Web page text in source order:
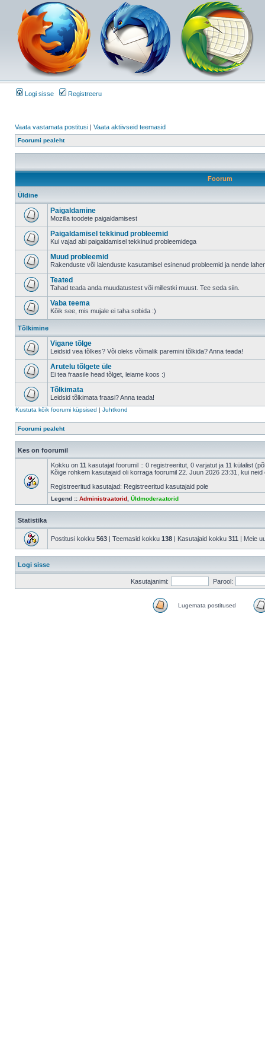
Logi sisse Registreeru
Vaata vastamata postitusi | Vaata aktiivseid teemasid
Foorumi pealeht
Foorum
Üldine
Paigaldamine
Mozilla toodete paigaldamisest
Paigaldamisel tekkinud probleemid
Kui vajad abi paigaldamisel tekkinud probleemidega
Muud probleemid
Rakenduste või laienduste kasutamisel esinenud probleemid ja nende
Teated
Tahad teada anda muudatustest või millestki muust. Tee seda siin.
Vaba teema
Kõik see, mis mujale ei taha sobida :)
Tõlkimine
Vigane tõlge
Leidsid vea tõlkes? Või oleks võimalik paremini tõlkida? Anna teada!
Arutelu tõlgete üle
Ei tea fraasile head tõlget, leiame koos :)
Tõlkimata
Leidsid tõlkimata fraasi? Anna teada!
Kustuta kõik foorumi küpsised | Juhtkond
Foorumi pealeht
Kes on foorumil
Kokku on 11 kasutajat foorumil :: 0 registreeritut, 0 varjatut ja 11 külalist
Kõige rohkem kasutajaid oli korraga foorumil 22. Juun 2026 23:31, kui neid
Registreeritud kasutajad: Registreeritud kasutajaid pole
Legend :: Administraatorid Üldmoderaatorid
Statistika
Postitusi kokku 563 | Teemasid kokku 138 | Kasutajaid kokku 311 | Meie
Logi sisse
Kasutajanimi: Parool:
Lugemata postitused